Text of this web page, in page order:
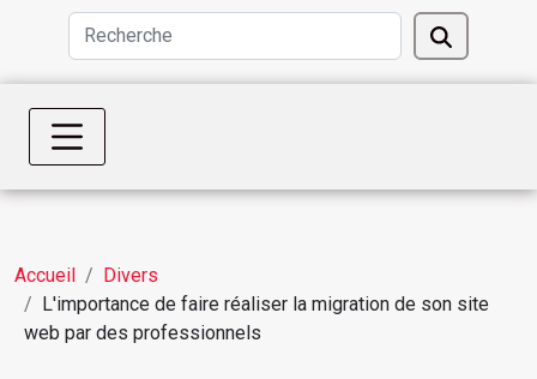
Accueil
Divers
L'importance de faire réaliser la migration de son site
web par des professionnels